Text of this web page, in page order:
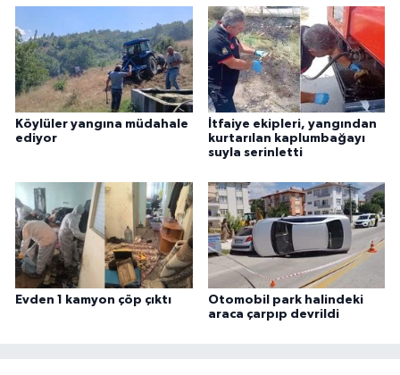
Köylüler yangına müdahale
ediyor
İtfaiye ekipleri, yangından
kurtarılan kaplumbağayı
suyla serinletti
Evden 1 kamyon çöp çıktı
Otomobil park halindeki
araca çarpıp devrildi